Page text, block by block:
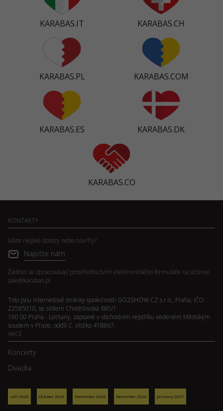
KARABAS.IT KARABAS.CH
KARABAS.PL KARABAS.COM
KARABAS.ES KARABAS.DK
KARABAS.CO
KONTAKTY
Máte nějaké dotazy nebo návrhy?
Napište nám
Žádosti se zpracovávají prostřednictvím elektronického formuláře na stránce
sale@karabas.pl
Toto jsou internetové stránky společnosti GO2SHOW.CZ s.r.o., Praha, IČO:
22585010, se sídlem Chotěšovská 680/1
190 00 Praha - Letňany, zapsané v obchodním rejstříku vedeném Městským
soudem v Praze, oddíl C, vložka 418867.
AKCE
Koncerty
Divadla
září 2026 October 2026 November 2026 December 2026 January 2027